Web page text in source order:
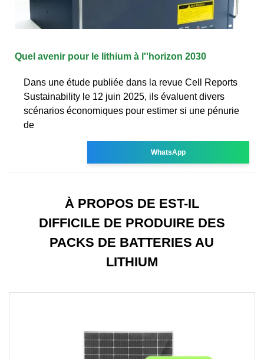
Quel avenir pour le lithium à l''horizon 2030
Dans une étude publiée dans la revue Cell Reports
Sustainability le 12 juin 2025, ils évaluent divers
scénarios économiques pour estimer si une pénurie
de
WhatsApp
À PROPOS DE EST-IL
DIFFICILE DE PRODUIRE DES
PACKS DE BATTERIES AU
LITHIUM